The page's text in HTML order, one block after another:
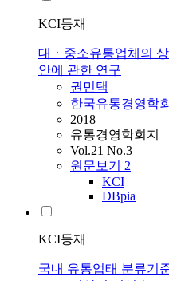
KCI등재
대ㆍ중소유통업체의
안에 관한 연구
권민택
한국유통경영학회
2018
유통경영학회지
Vol.21 No.3
원문보기 2
KCI
DBpia
KCI등재
국내 유통업태 분류기